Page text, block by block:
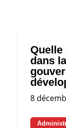
Quelle
dans
8